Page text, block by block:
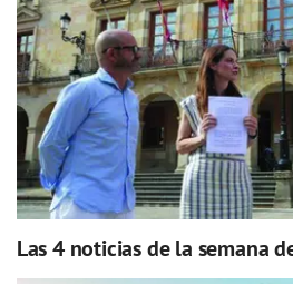
Las 4 noticias de la semana